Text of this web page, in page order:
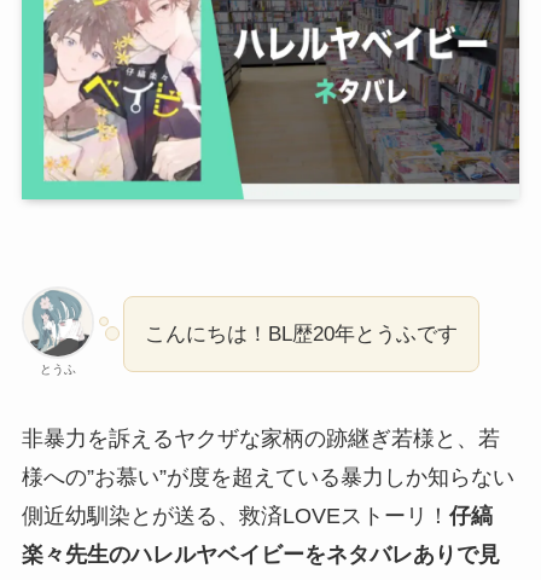
とうふ
こんにちは！BL歴20年とうふです
非暴力を訴えるヤクザな家柄の跡継ぎ若様と、若
様への”お慕い”が度を超えている暴力しか知らない
側近幼馴染とが送る、救済LOVEストーリ！ 仔縞
楽々先生のハレルヤベイビーをネタバレありで見